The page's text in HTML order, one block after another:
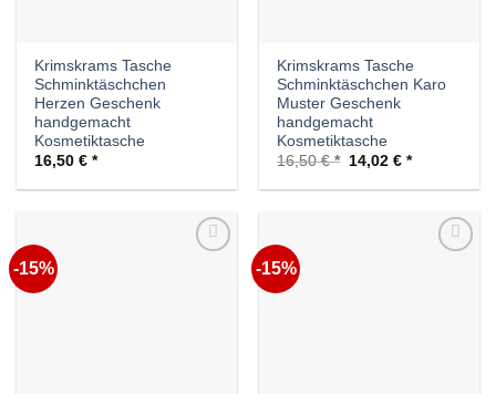
Krimskrams Tasche
Schminktäschchen
Herzen Geschenk
handgemacht
Kosmetiktasche
16,50€
Krimskrams Tasche
Schminktäschchen Karo
Muster Geschenk
handgemacht
Kosmetiktasche
16,50€
Ursprünglicher
war:
14,02€ Aktueller
ist:
-15% -15%